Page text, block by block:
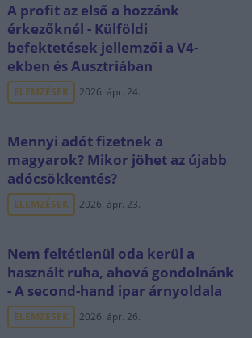
A profit az első a hozzánk
érkezőknél - Külföldi
befektetések jellemzői a V4-
ekben és Ausztriában
ELEMZÉSEK 2026. ápr. 24.
Mennyi adót fizetnek a
magyarok? Mikor jöhet az újabb
adócsökkentés?
ELEMZÉSEK 2026. ápr. 23.
Nem feltétlenül oda kerül a
használt ruha, ahová gondolnánk
- A second-hand ipar árnyoldala
ELEMZÉSEK 2026. ápr. 26.